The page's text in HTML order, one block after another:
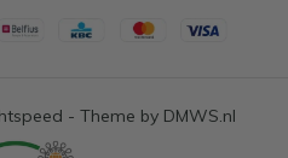
- Theme by DMWS.nl